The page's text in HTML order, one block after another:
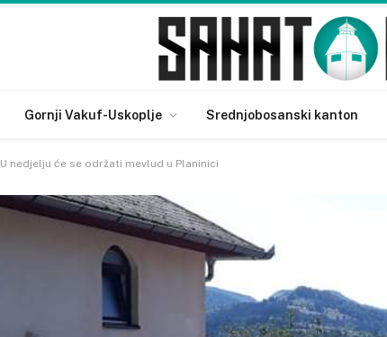
Gornji Vakuf-Uskoplje Srednjobosanski kanton
U nedjelju će se održati mevlud u Planinici